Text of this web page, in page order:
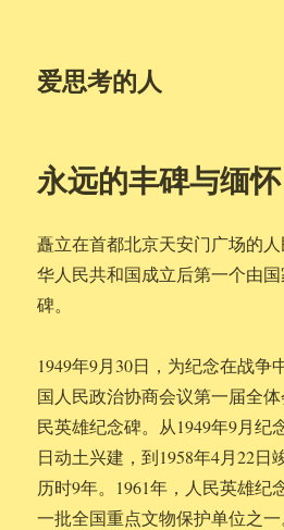
爱思考的人
永远的丰碑与缅怀
矗立在首都北京天安门广场的
华人民共和国成立后第一个由
碑。
1949年9月30日，为纪念在战争
国人民政治协商会议第一届全
民英雄纪念碑。从1949年9月纪
日动土兴建，到1958年4月22日
历时9年。1961年，人民英雄纪
一批全国重点文物保护单位之一